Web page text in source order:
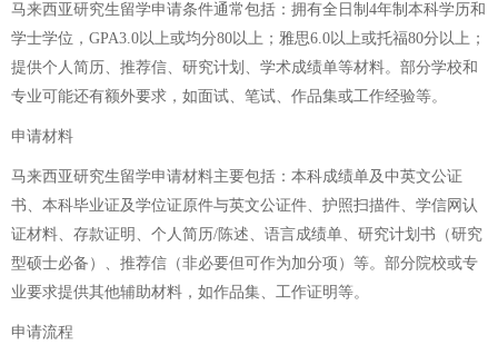
马来西亚研究生留学申请条件通常包括：拥有全日制4年制本科学历和
学士学位，GPA3.0以上或均分80以上；雅思6.0以上或托福80分以上；
提供个人简历、推荐信、研究计划、学术成绩单等材料。部分学校和
专业可能还有额外要求，如面试、笔试、作品集或工作经验等。
申请材料
马来西亚研究生留学申请材料主要包括：本科成绩单及中英文公证
书、本科毕业证及学位证原件与英文公证件、护照扫描件、学信网认
证材料、存款证明、个人简历/陈述、语言成绩单、研究计划书（研究
型硕士必备）、推荐信（非必要但可作为加分项）等。部分院校或专
业要求提供其他辅助材料，如作品集、工作证明等。
申请流程